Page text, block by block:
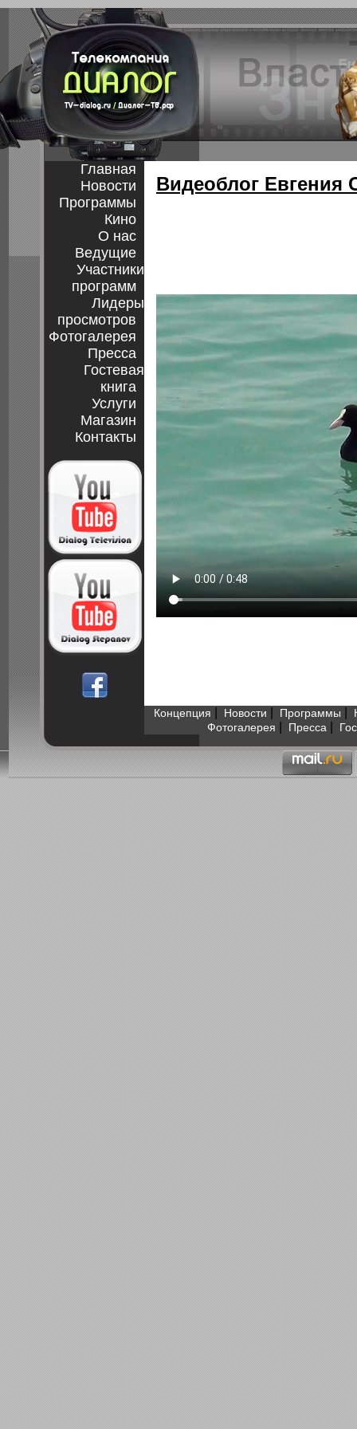
Главная
Новости
Программы
Кино
О нас
Ведущие
Участники
программ
Лидеры
просмотров
Фотогалерея
Пресса
Гостевая
книга
Услуги
Магазин
Контакты
Видеоблог Евгения
Концепция Новости Программы
Фотогалерея
Пресса